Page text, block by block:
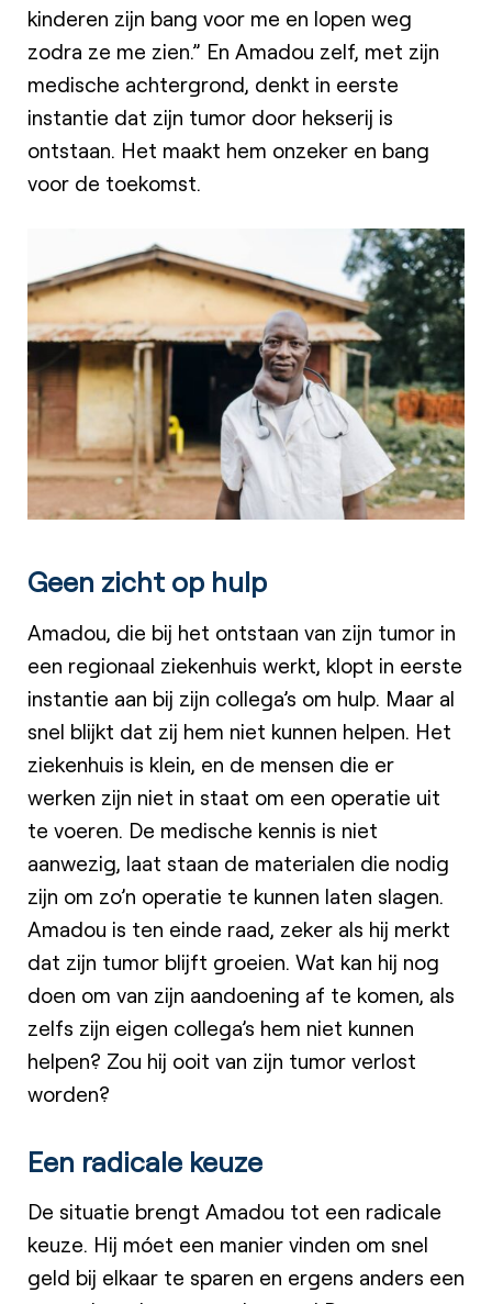
kinderen zijn bang voor me en lopen weg
zodra ze me zien.” En Amadou zelf, met zijn
medische achtergrond, denkt in eerste
instantie dat zijn tumor door hekserij is
ontstaan. Het maakt hem onzeker en bang
voor de toekomst.
Geen zicht op hulp
Amadou, die bij het ontstaan van zijn tumor in
een regionaal ziekenhuis werkt, klopt in eerste
instantie aan bij zijn collega’s om hulp. Maar al
snel blijkt dat zij hem niet kunnen helpen. Het
ziekenhuis is klein, en de mensen die er
werken zijn niet in staat om een operatie uit
te voeren. De medische kennis is niet
aanwezig, laat staan de materialen die nodig
zijn om zo’n operatie te kunnen laten slagen.
Amadou is ten einde raad, zeker als hij merkt
dat zijn tumor blijft groeien. Wat kan hij nog
doen om van zijn aandoening af te komen, als
zelfs zijn eigen collega’s hem niet kunnen
helpen? Zou hij ooit van zijn tumor verlost
worden?
Een radicale keuze
De situatie brengt Amadou tot een radicale
keuze. Hij móet een manier vinden om snel
geld bij elkaar te sparen en ergens anders een